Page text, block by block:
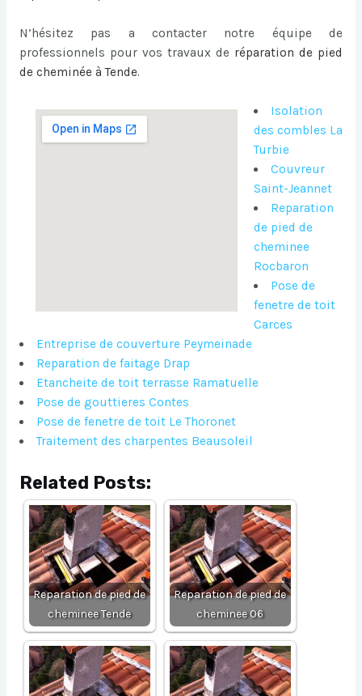
N’hésitez pas a contacter notre équipe de
professionnels pour vos travaux de réparation de pied
de cheminée à Tende.
Isolation
des combles La
Turbie
Couvreur
Saint-Jeannet
Reparation
de pied de
cheminee
Rocbaron
Pose de
fenetre de toit
Carces
Entreprise de couverture Peymeinade
Reparation de faitage Drap
Etancheite de toit terrasse Ramatuelle
Pose de gouttieres Contes
Pose de fenetre de toit Le Thoronet
Traitement des charpentes Beausoleil
Related Posts:
Reparation de pied de
cheminee Tende
Reparation de pied de
cheminee 06